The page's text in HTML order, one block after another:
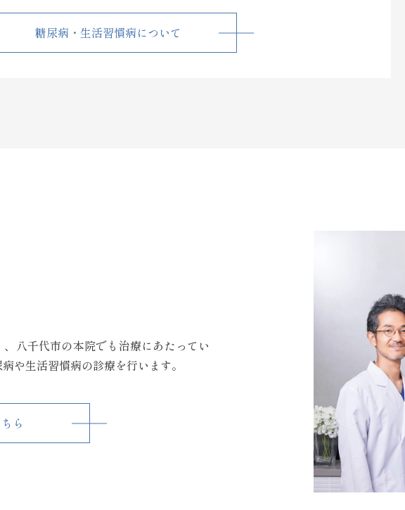
糖尿病・生活習慣病について
八千代市の本院でも治療にあたってい
や生活習慣病の診療を行います。
ら